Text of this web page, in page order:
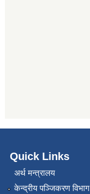
Quick Links
अर्थ मन्त्रालय
केन्द्रीय पञ्जिकरण विभाग